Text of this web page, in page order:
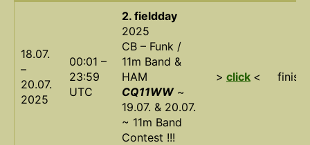
18.07.
–
20.07.
2025
00:01 –
23:59
UTC
2. fieldday
2025
CB – Funk /
11m Band &
HAM
CQ11WW~
19.07. & 20.07.
~ 11m Band
Contest !!!
> click < finish